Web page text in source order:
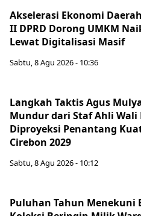
Akselerasi Ekonomi
II DPRD Dorong UMKM
Lewat Digitalisasi Masif
Sabtu, 8 Agu 2026 - 10:36
Langkah Taktis Agus
Mundur dari Staf Ahli Wali
Diproyeksi Penantang
Cirebon 2029
Sabtu, 8 Agu 2026 - 10:12
Puluhan Tahun Menekuni